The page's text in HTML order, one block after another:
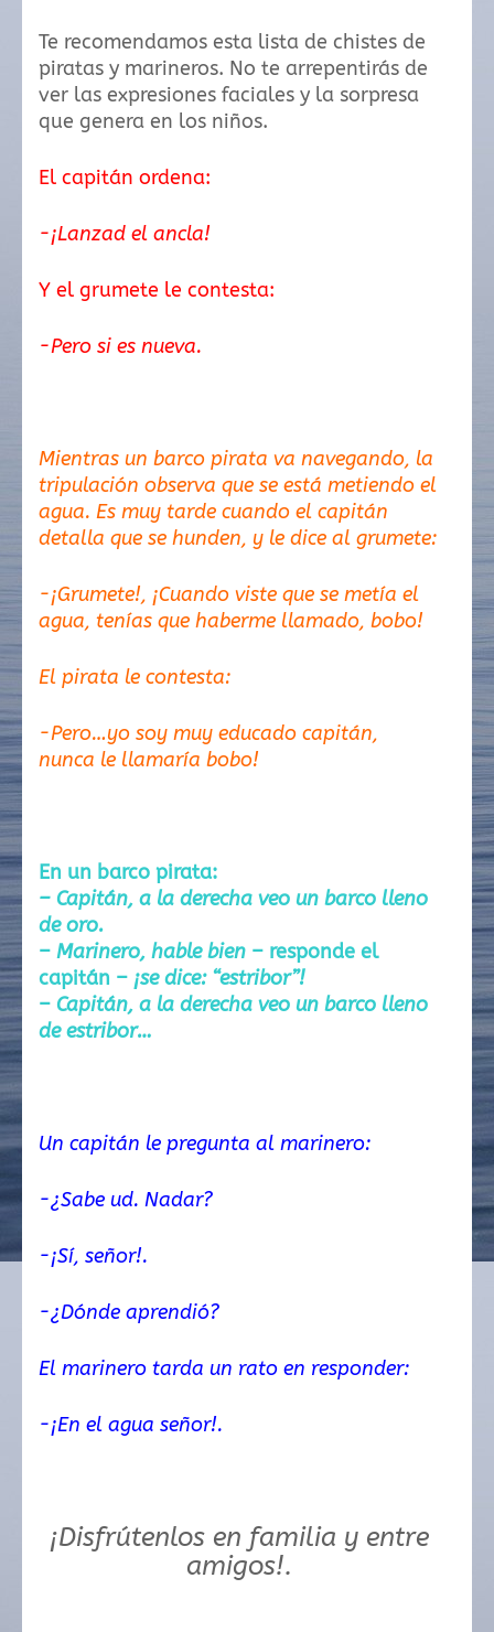
Te recomendamos esta lista de chistes de
piratas y marineros. No te arrepentirás de
ver las expresiones faciales y la sorpresa
que genera en los niños.
El capitán ordena:
-¡Lanzad el ancla!
Y el grumete le contesta:
-Pero si es nueva.
Mientras un barco pirata va navegando, la
tripulación observa que se está metiendo el
agua. Es muy tarde cuando el capitán
detalla que se hunden, y le dice al grumete:
-¡Grumete!, ¡Cuando viste que se metía el
agua, tenías que haberme llamado, bobo!
El pirata le contesta:
-Pero…yo soy muy educado capitán,
nunca le llamaría bobo!
En un barco pirata:
– Capitán, a la derecha veo un barco lleno
de oro.
– Marinero, hable bien – responde el
capitán – ¡se dice: “estribor”!
– Capitán, a la derecha veo un barco lleno
de estribor…
Un capitán le pregunta al marinero:
-¿Sabe ud. Nadar?
-¡Sí, señor!.
-¿Dónde aprendió?
El marinero tarda un rato en responder:
-¡En el agua señor!.
¡Disfrútenlos en familia y entre
amigos!.